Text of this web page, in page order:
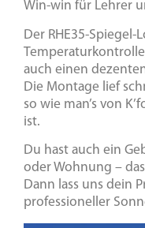
Win-win für Lehrer
Der RHE35-
auch einen
Die Montage lief
so wie man’s von
ist.
Du hast auch ein
oder Wohnung –
Dann lass uns dein
professioneller